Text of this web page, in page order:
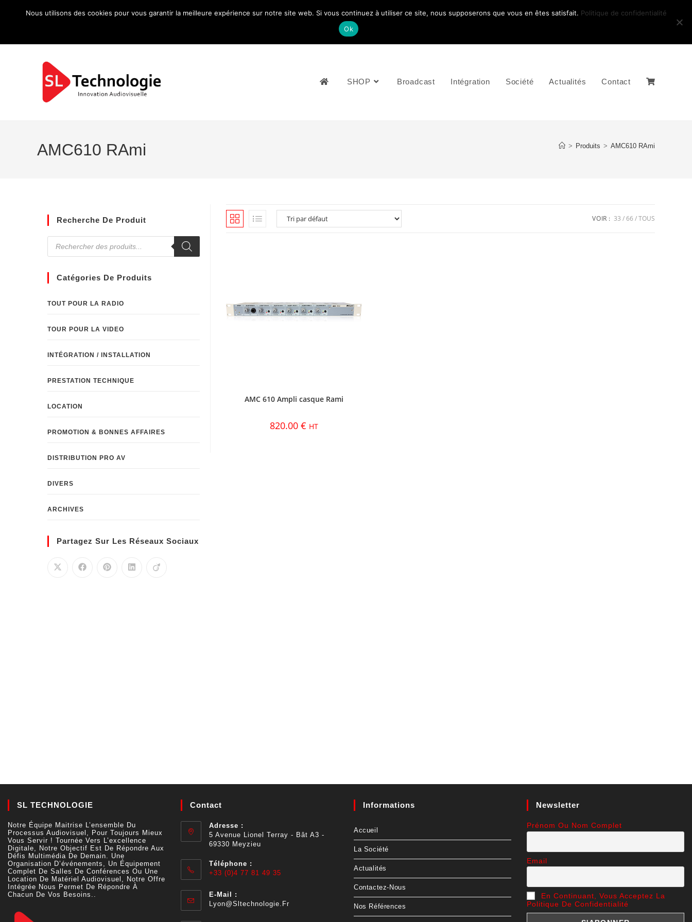
NOUS CONTACTEZ: +33 (0)4 77 81 49 35
SHOP Broadcast Intégration Société Actualités Contact
AMC610 RAmi > Produits > AMC610 RAmi
VOIR : 33 66 TOUS
AMC 610 Ampli casque Rami
820.00€ HT
Recherche De Produit
Catégories De Produits
TOUT POUR LA RADIO
TOUR POUR LA VIDEO
INTÉGRATION / INSTALLATION
PRESTATION TECHNIQUE
LOCATION
PROMOTION & BONNES AFFAIRES
DISTRIBUTION PRO AV
DIVERS
ARCHIVES
Partagez Sur Les Réseaux Sociaux
SL TECHNOLOGIE
Notre Équipe Maitrise L’ensemble Du
Processus Audiovisuel, Pour Toujours Mieux
Vous Servir ! Tournée Vers L’excellence
Digitale, Notre Objectif Est De Répondre Aux
Défis Multimédia De Demain. Une
Organisation D’événements, Un Équipement
Complet De Salles De Conférences Ou Une
Location De Matériel Audiovisuel, Notre Offre
Intégrée Nous Permet De Répondre À
Chacun De Vos Besoins..
Contact
Adresse :
5 Avenue Lionel Terray - Bât A3 -
69330 Meyzieu
Téléphone :
+33 (0)4 77 81 49 35
E-Mail :
Lyon@sltechnologie.fr
Informations
Accueil
La Société
Actualités
Contactez-Nous
Nos Références
Newsletter
Prénom Ou Nom Complet
Email
En Continuant, Vous Acceptez La
Politique De Confidentialité
Nous utilisons des cookies pour vous garantir la meilleure expérience sur notre site web. Si vous continuez à utiliser ce site, nous supposerons que vous en êtes satisfait. Politique de confidentialité
Ok